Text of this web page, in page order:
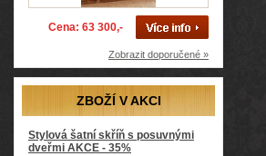
Cena: 63 300,-
Zobrazit doporučené »
ZBOŽÍ V AKCI
Stylová šatní skříň s posuvnými
dveřmi AKCE - 35%